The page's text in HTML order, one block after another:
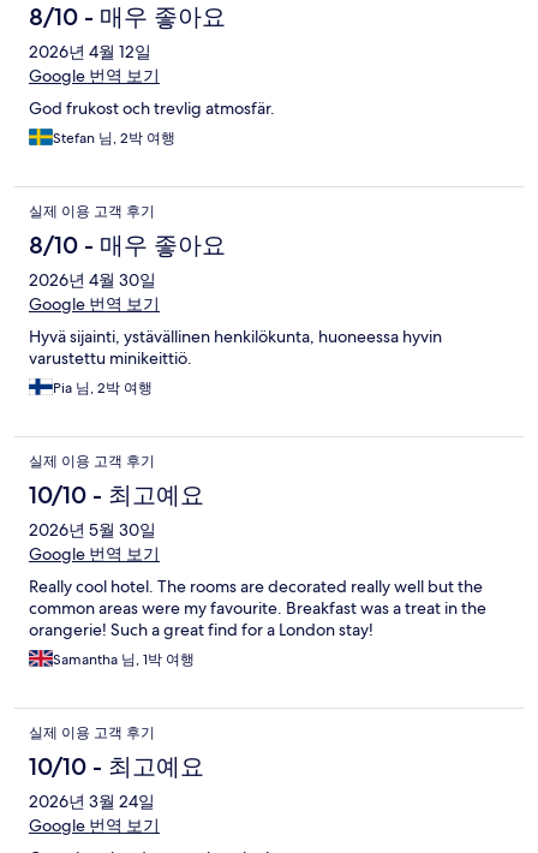
8/10 - 매우 좋아요
2026년 4월 12일
Google 번역 보기
God frukost och trevlig atmosfär.
Stefan 님, 2박 여행
실제 이용 고객 후기
8/10 - 매우 좋아요
2026년 4월 30일
Google 번역 보기
Hyvä sijainti, ystävällinen henkilökunta, huoneessa hyvin
varustettu minikeittiö.
Pia 님, 2박 여행
실제 이용 고객 후기
10/10 - 최고예요
2026년 5월 30일
Google 번역 보기
Really cool hotel. The rooms are decorated really well but the
common areas were my favourite. Breakfast was a treat in the
orangerie! Such a great find for a London stay!
Samantha 님, 1박 여행
실제 이용 고객 후기
10/10 - 최고예요
2026년 3월 24일
Google 번역 보기